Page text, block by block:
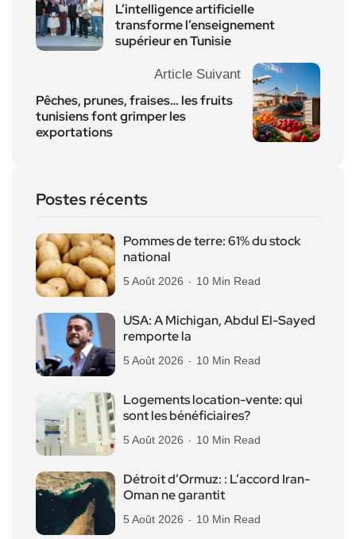
L’intelligence artificielle
transforme l’enseignement
supérieur en Tunisie
Article Suivant
Pêches, prunes, fraises… les fruits
tunisiens font grimper les
exportations
Postes récents
Pommes de terre: 61% du stock
national
5 Août 2026 10 Min Read
USA: A Michigan, Abdul El-Sayed
remporte la
5 Août 2026 10 Min Read
Logements location-vente: qui
sont les bénéficiaires?
5 Août 2026 10 Min Read
Détroit d’Ormuz: : L’accord Iran-
Oman ne garantit
5 Août 2026 10 Min Read